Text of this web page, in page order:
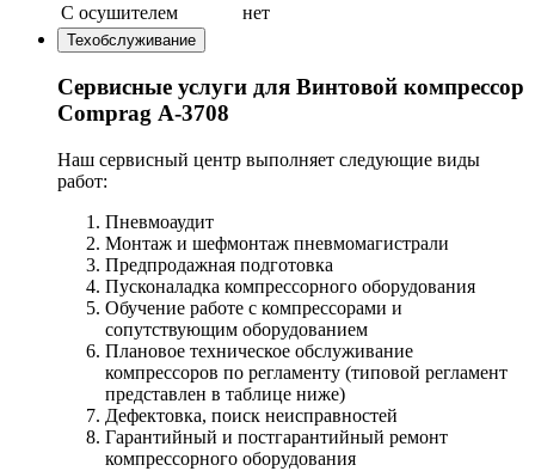
С осушителем
нет
Техобслуживание
Сервисные услуги для Винтовой компрессор
Comprag А-3708
Наш сервисный центр выполняет следующие виды
работ:
Пневмоаудит
Монтаж и шефмонтаж пневмомагистрали
Предпродажная подготовка
Пусконаладка компрессорного оборудования
Обучение работе с компрессорами и
сопутствующим оборудованием
Плановое техническое обслуживание
компрессоров по регламенту (типовой регламент
представлен в таблице ниже)
Дефектовка, поиск неисправностей
Гарантийный и постгарантийный ремонт
компрессорного оборудования